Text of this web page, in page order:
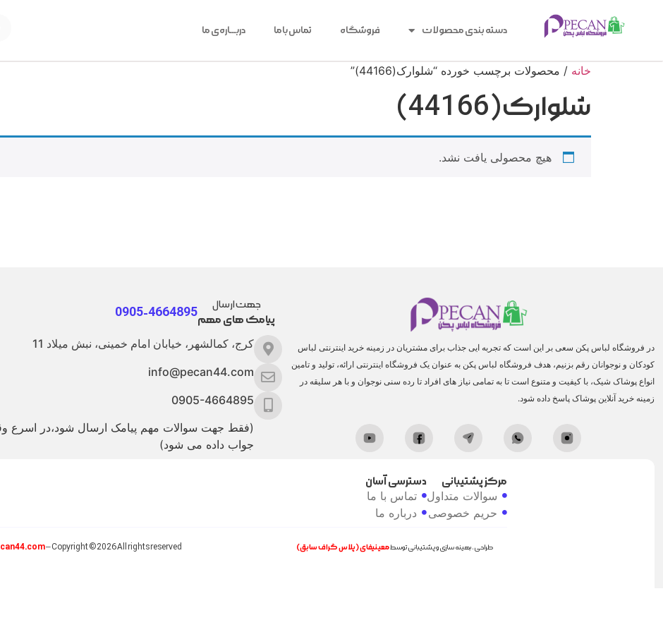
دسته بندی محصولات فروشگاه تماس باما دربـــاره‌ی ما
خانه / محصولات برچسب خورده “شلوارک(44166)”
شلوارک(44166)
هیچ محصولی یافت نشد.
در فروشگاه لباس پکن سعی بر این است که تجربه ایی جذاب برای مشتریان در زمینه خرید اینترنتی لباس
کودکان و نوجوانان رقم بزنیم، هدف فروشگاه لباس پکن به عنوان یک فروشگاه اینترنتی ارائه، تولید و تامین
انواع پوشاک شیک، با کیفیت و متنوع است تا به تمامی نیاز های افراد تا رده سنی نوجوان و با هر سلیقه در
زمینه خرید آنلاین پوشاک پاسخ داده شود.
جهت ارسال
پیامک های مهم0905-4664895
کرج، کمالشهر، خیابان امام خمینی، نبش میلاد 11
info@pecan44.com
0905-4664895
(فقط جهت سوالات مهم پیامک ارسال شود،در اسرع
جواب داده می شود)
مرکز پشتیبانی
سوالات متداول
حریم خصوصی
دسترسی آسان
تماس با ما
درباره ما
طراحی، بهینه سازی و پشتیبانی توسطمعینیفای (پلاس گراف سابق) – Copyright ©2026 All rights reserved